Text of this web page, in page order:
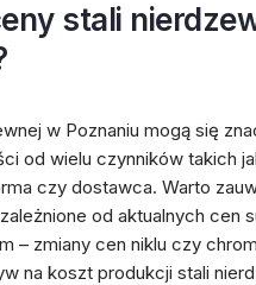
stali
w Poznaniu mogą się
od wielu czynników takich
czy dostawca. Warto
od aktualnych cen
– zmiany cen niklu czy
na koszt produkcji stali